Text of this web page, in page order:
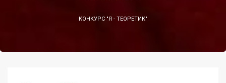
КОНКУРС "Я - ТЕОРЕТИК"